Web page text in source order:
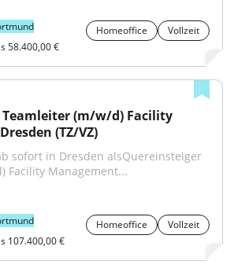
Homeoffice
Vollzeit
58.400,00 €
Teamleiter (m/w/d) Facility
(TZ/VZ)
sofort in Dresden alsQuereinsteiger
Facility Management...
Homeoffice
Vollzeit
107.400,00 €